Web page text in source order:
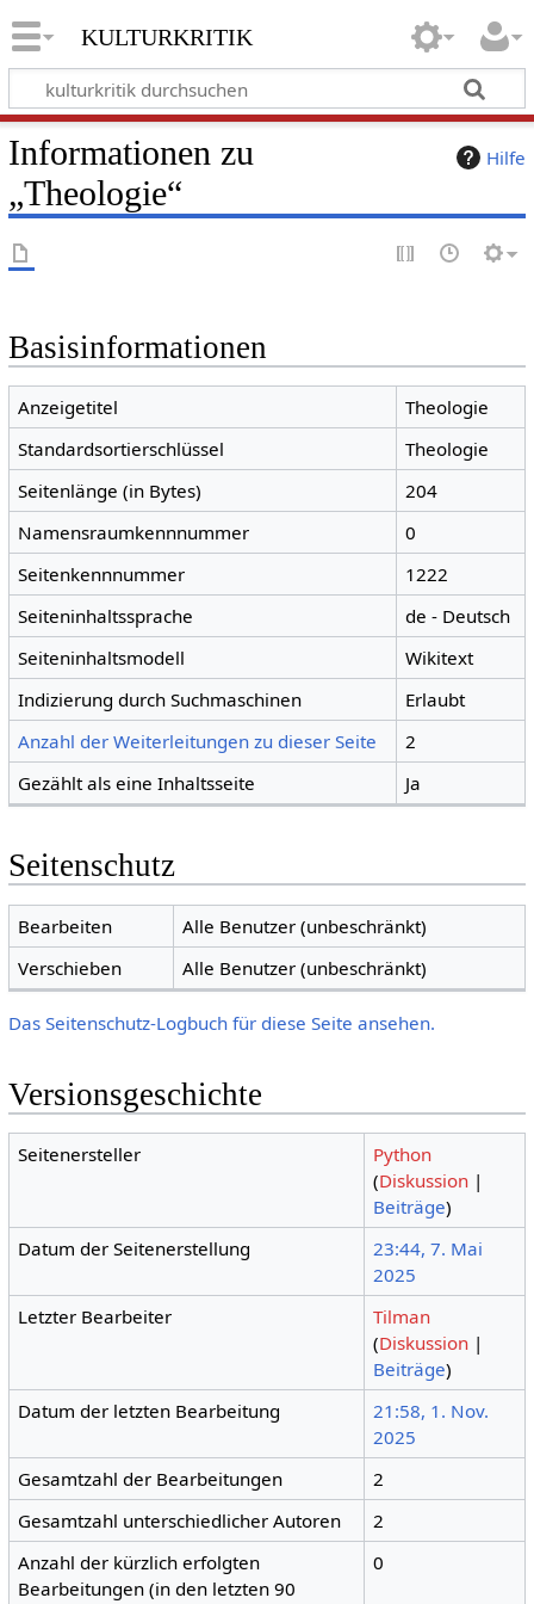
kulturkritik
Hilfe
Informationen zu
„Theologie“
Basisinformationen
Anzeigetitel
Theologie
Standardsortierschlüssel
Theologie
Seitenlänge (in Bytes)
204
Namensraumkennnummer
0
Seitenkennnummer
1222
Seiteninhaltssprache
de - Deutsch
Seiteninhaltsmodell
Wikitext
Indizierung durch Suchmaschinen
Erlaubt
Anzahl der Weiterleitungen zu dieser Seite
2
Gezählt als eine Inhaltsseite
Ja
Seitenschutz
Bearbeiten
Alle Benutzer (unbeschränkt)
Verschieben
Alle Benutzer (unbeschränkt)
Das Seitenschutz-Logbuch für diese Seite ansehen.
Versionsgeschichte
Seitenersteller
Python
(Diskussion |
Beiträge)
Datum der Seitenerstellung
23:44, 7. Mai
2025
Letzter Bearbeiter
Tilman
(Diskussion |
Beiträge)
Datum der letzten Bearbeitung
21:58, 1. Nov.
2025
Gesamtzahl der Bearbeitungen
2
Gesamtzahl unterschiedlicher Autoren
2
Anzahl der kürzlich erfolgten
Bearbeitungen (in den letzten 90
0